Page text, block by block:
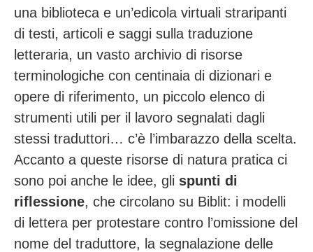
una biblioteca e un’edicola virtuali straripanti
di testi, articoli e saggi sulla traduzione
letteraria, un vasto archivio di risorse
terminologiche con centinaia di dizionari e
opere di riferimento, un piccolo elenco di
strumenti utili per il lavoro segnalati dagli
stessi traduttori… c’è l’imbarazzo della scelta.
Accanto a queste risorse di natura pratica ci
sono poi anche le idee, gli spunti di
riflessione, che circolano su Biblit: i modelli
di lettera per protestare contro l’omissione del
nome del traduttore, la segnalazione delle